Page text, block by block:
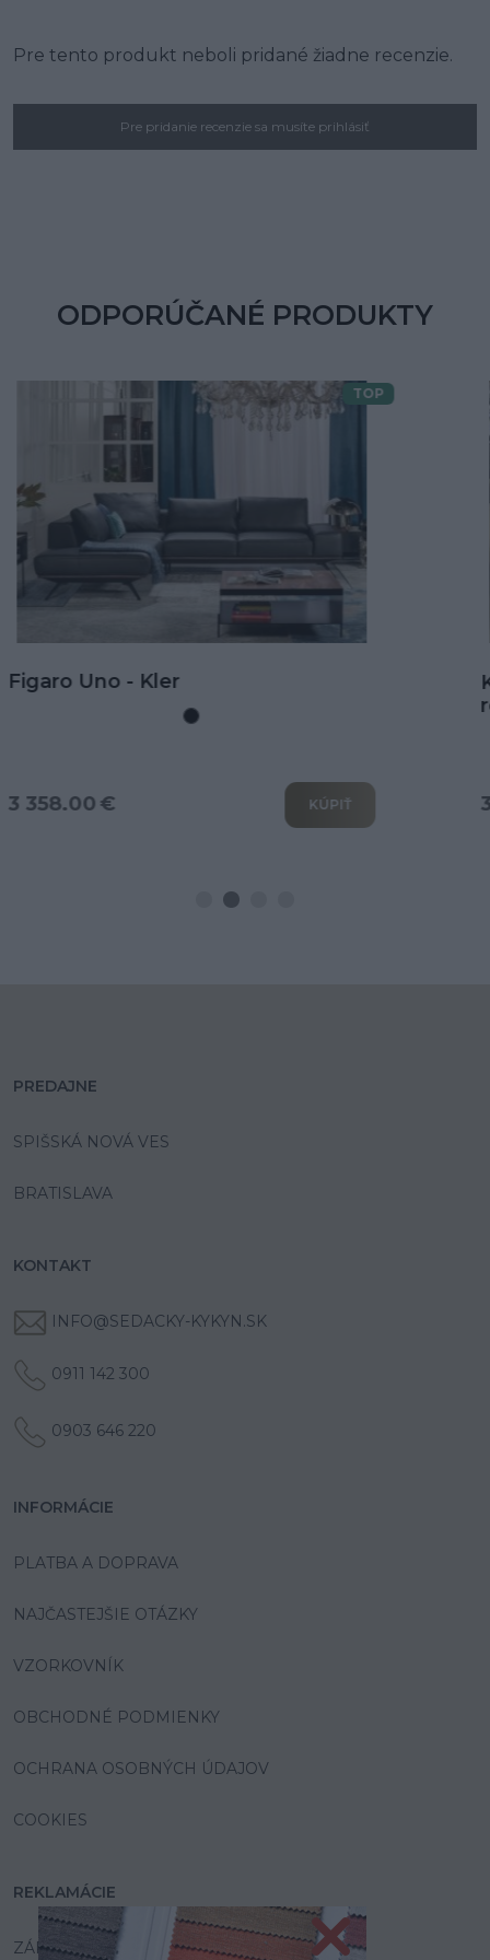
Pre tento produkt neboli pridané žiadne recenzie.
Pre pridanie recenzie sa musíte prihlásiť
ODPORÚČANÉ PRODUKTY
TOP
Doprava zdarma
Kožená rohová sedačka Goya s
rozkladom na spanie
3 802.00 €
PREDAJNE
SPIŠSKÁ NOVÁ VES
BRATISLAVA
KONTAKT
INFO@SEDACKY-KYKYN.SK
0911 142 300
0903 646 220
INFORMÁCIE
PLATBA A DOPRAVA
NAJČASTEJŠIE OTÁZKY
VZORKOVNÍK
OBCHODNÉ PODMIENKY
OCHRANA OSOBNÝCH ÚDAJOV
COOKIES
REKLAMÁCIE
ZÁRUKA A SERVIS